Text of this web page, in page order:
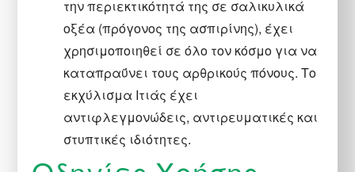
την περιεκτικότητά της σε σαλικυλικά
οξέα (πρόγονος της ασπιρίνης), έχει
χρησιμοποιηθεί σε όλο τον κόσμο για να
καταπραΰνει τους αρθρικούς πόνους. Το
εκχύλισμα Ιτιάς έχει
αντιφλεγμονώδεις, αντιρευματικές και
στυπτικές ιδιότητες.